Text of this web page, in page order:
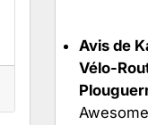
Avis de
Vélo-